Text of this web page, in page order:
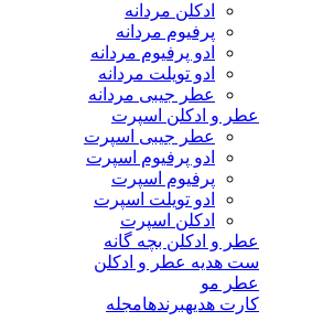
ادکلن مردانه
پرفیوم مردانه
ادو پرفیوم مردانه
ادو تویلت مردانه
عطر جیبی مردانه
عطر و ادکلن اسپرت
عطر جیبی اسپرت
ادو پرفیوم اسپرت
پرفیوم اسپرت
ادو تویلت اسپرت
ادکلن اسپرت
عطر و ادکلن بچه گانه
ست هدیه عطر و ادکلن
عطر مو
کارت هدیهبرندهامجله